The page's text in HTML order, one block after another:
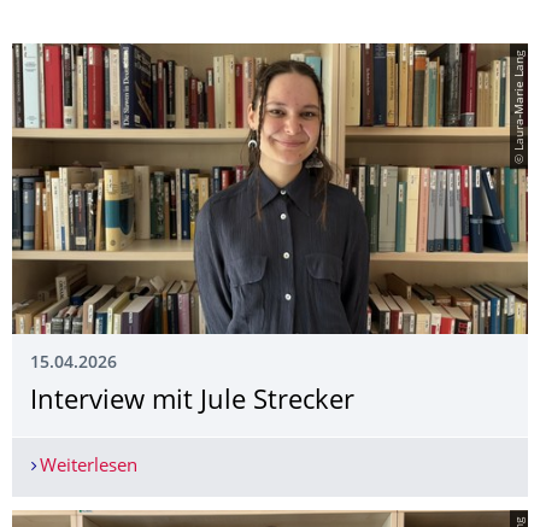
© Laura-Marie Lang
15.04.2026
Interview mit Jule Strecker
Weiterlesen